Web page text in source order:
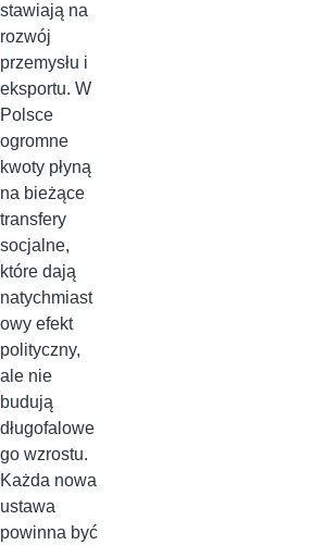
stawiają na
rozwój
przemysłu i
eksportu. W
Polsce
ogromne
kwoty płyną
na bieżące
transfery
socjalne,
które dają
natychmiast
owy efekt
polityczny,
ale nie
budują
długofalowe
go wzrostu.
Każda nowa
ustawa
powinna być